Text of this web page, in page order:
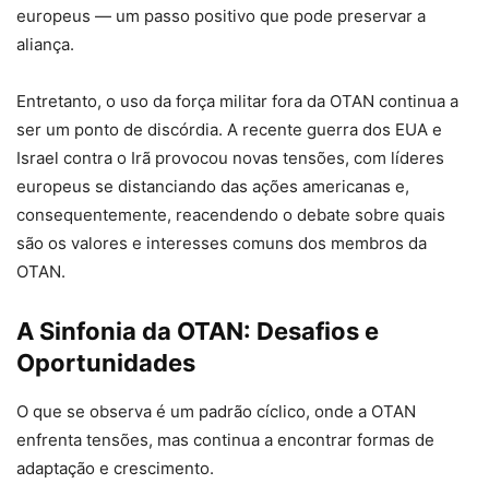
europeus — um passo positivo que pode preservar a
aliança.
Entretanto, o uso da força militar fora da OTAN continua a
ser um ponto de discórdia. A recente guerra dos EUA e
Israel contra o Irã provocou novas tensões, com líderes
europeus se distanciando das ações americanas e,
consequentemente, reacendendo o debate sobre quais
são os valores e interesses comuns dos membros da
OTAN.
A Sinfonia da OTAN: Desafios e
Oportunidades
O que se observa é um padrão cíclico, onde a OTAN
enfrenta tensões, mas continua a encontrar formas de
adaptação e crescimento.